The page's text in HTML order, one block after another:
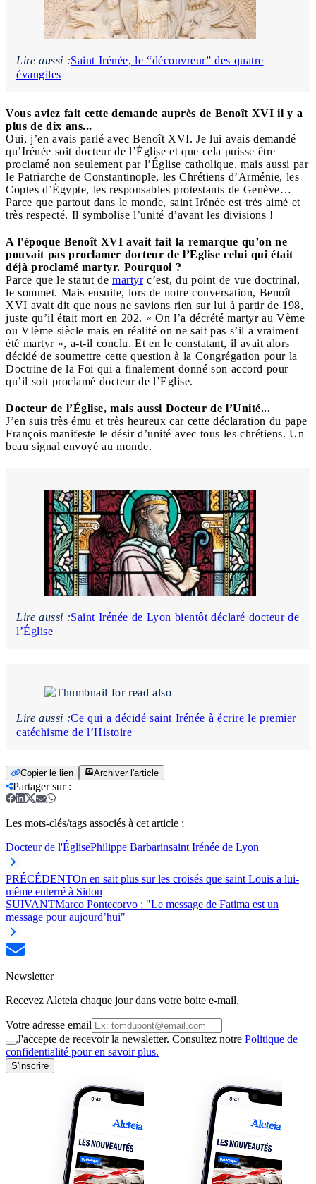
Lire aussi :Saint Irénée, le “découvreur” des quatre
évangiles
Vous aviez fait cette demande auprès de Benoît XVI il y a
plus de dix ans...
Oui, j’en avais parlé avec Benoît XVI. Je lui avais demandé
qu’Irénée soit docteur de l’Église et que cela puisse être
proclamé non seulement par l’Église catholique, mais aussi par
le Patriarche de Constantinople, les Chrétiens d’Arménie, les
Coptes d’Égypte, les responsables protestants de Genève…
Parce que partout dans le monde, saint Irénée est très aimé et
très respecté. Il symbolise l’unité d’avant les divisions !
A l'époque Benoît XVI avait fait la remarque qu’on ne
pouvait pas proclamer docteur de l’Eglise celui qui était
déjà proclamé martyr. Pourquoi ?
Parce que le statut de martyrc’est, du point de vue doctrinal,
le sommet. Mais ensuite, lors de notre conversation, Benoît
XVI avait dit que nous ne savions rien sur lui à partir de 198,
juste qu’il était mort en 202. « On l’a décrété martyr au Vème
ou VIème siècle mais en réalité on ne sait pas s’il a vraiment
été martyr », a-t-il conclu. Et en le constatant, il avait alors
décidé de soumettre cette question à la Congrégation pour la
Doctrine de la Foi qui a finalement donné son accord pour
qu’il soit proclamé docteur de l’Eglise.
Docteur de l’Église, mais aussi Docteur de l’Unité...
J’en suis très ému et très heureux car cette déclaration du pape
François manifeste le désir d’unité avec tous les chrétiens. Un
beau signal envoyé au monde.
Lire aussi :Saint Irénée de Lyon bientôt déclaré docteur de
l’Église
Lire aussi :Ce qui a décidé saint Irénée à écrire le premier
catéchisme de l’Histoire
Copier le lien Archiver l'article
Partager sur:
Les mots-clés/tags associés à cet article :
Docteur de l'ÉglisePhilippe Barbarinsaint Irénée de Lyon
PRÉCÉDENTOn en sait plus sur les croisés que saint Louis a lui-
même enterré à Sidon
SUIVANTMarco Pontecorvo : "Le message de Fatima est un
message pour aujourd’hui"
Newsletter
Recevez Aleteia chaque jour dans votre boite e-mail.
Votre adresse email
J'accepte de recevoir la newsletter. Consultez notre Politique de
confidentialité pour en savoir plus.
S'inscrire